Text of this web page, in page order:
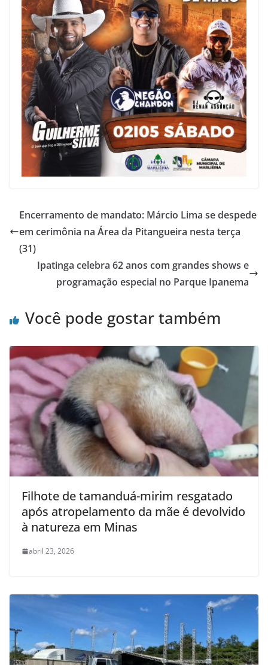
Encerramento de mandato: Márcio Lima se despede
em cerimônia na Área da Pitangueira nesta terça
(31)
Ipatinga celebra 62 anos com grandes shows e
programação especial no Parque Ipanema
Você pode gostar também
Filhote de tamanduá-mirim resgatado
após atropelamento da mãe é devolvido
à natureza em Minas
abril 23, 2026